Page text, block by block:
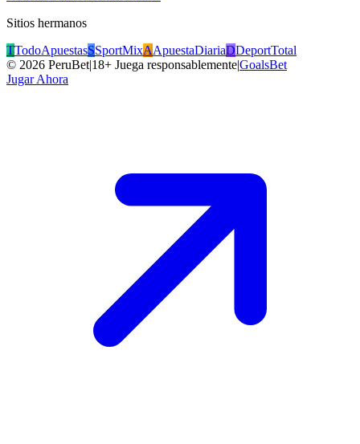
Sitios hermanos
TTodoApuestasSSportMixAApuestaDiariaDDeportTotal
© 2026 PeruBet|18+ Juega responsablemente|GoalsBet
Jugar Ahora